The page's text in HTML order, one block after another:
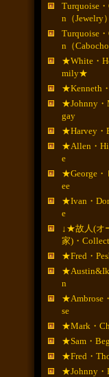
Turquoise
n（Jewelry）
Turquoise
n（
★White・
mily★
★Kenneth
★Johnny・
gay
★Harvey・
★Allen・
e
★George・
ee
★Ivan・
e
↓★故人(オ
家)・
★Fred・
n
★Ambrose
se
★Mark・
★Sam・
★Fred・
★Johnny・